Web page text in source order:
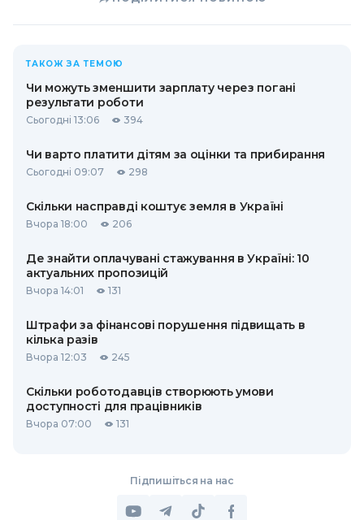
ТАКОЖ ЗА ТЕМОЮ
Чи можуть зменшити зарплату через погані
результати роботи
Сьогодні 13:06 394
Чи варто платити дітям за оцінки та прибирання
Сьогодні 09:07 298
Скільки насправді коштує земля в Україні
Вчора 18:00 206
Де знайти оплачувані стажування в Україні: 10
актуальних пропозицій
Вчора 14:01 131
Штрафи за фінансові порушення підвищать в
кілька разів
Вчора 12:03 245
Скільки роботодавців створюють умови
доступності для працівників
Вчора 07:00 131
Підпишіться на нас